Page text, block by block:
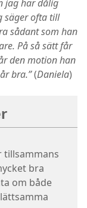
jag har dålig
säger ofta till
sådant som han
På så sätt får
den motion han
bra.”(Daniela)
tillsammans
bra
om både